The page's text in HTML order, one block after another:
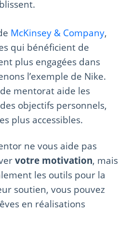
McKinsey & Company,
qui bénéficient de
plus engagées dans
l’exemple de Nike.
mentorat aide les
objectifs personnels,
plus accessibles.
ne vous aide pas
votre motivation, mais
les outils pour la
soutien, vous pouvez
en réalisations